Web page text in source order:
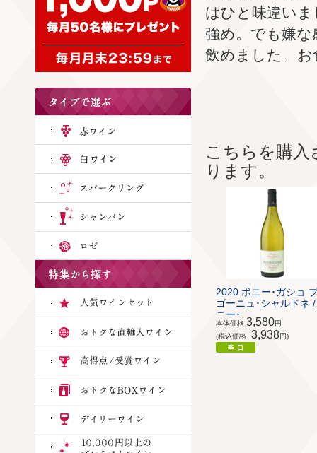
はひと味違い
強め。でも嫌
飲めました。
こちらを購
ります。
2020 ボニー･ガショ
ゴーニュ･シャルドネ
ニー･...
本体価格 3,580円
(税込価格
3,938円)